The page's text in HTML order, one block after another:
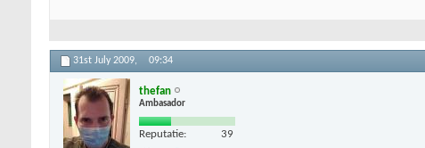
31st July 2009, 09:34
thefan
Ambasador
Reputatie: 39